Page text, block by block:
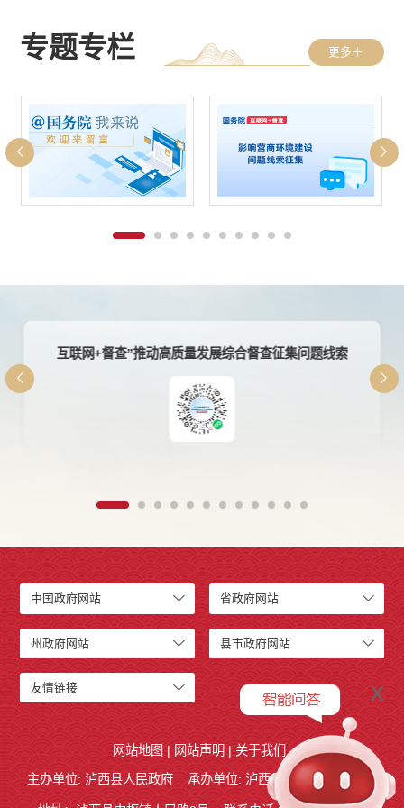
专题专栏 更多＋
互联网+督查”推动高质量发展综合督查征集问题线索
中国政府网站 省政府网站
州政府网站 县市政府网站
友情链接
网站地图 | 网站声明 | 关于我们
主办单位: 泸西县人民政府
承办单位: 泸西县人民政府办公室
x